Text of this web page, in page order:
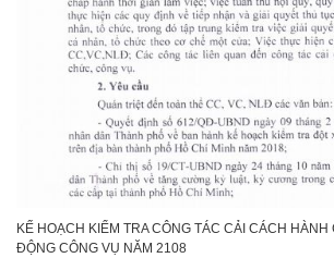
KẾ HOẠCH KIỂM TRA CÔNG TÁC CẢI CÁCH HÀNH
ĐỘNG CÔNG VỤ NĂM 2108